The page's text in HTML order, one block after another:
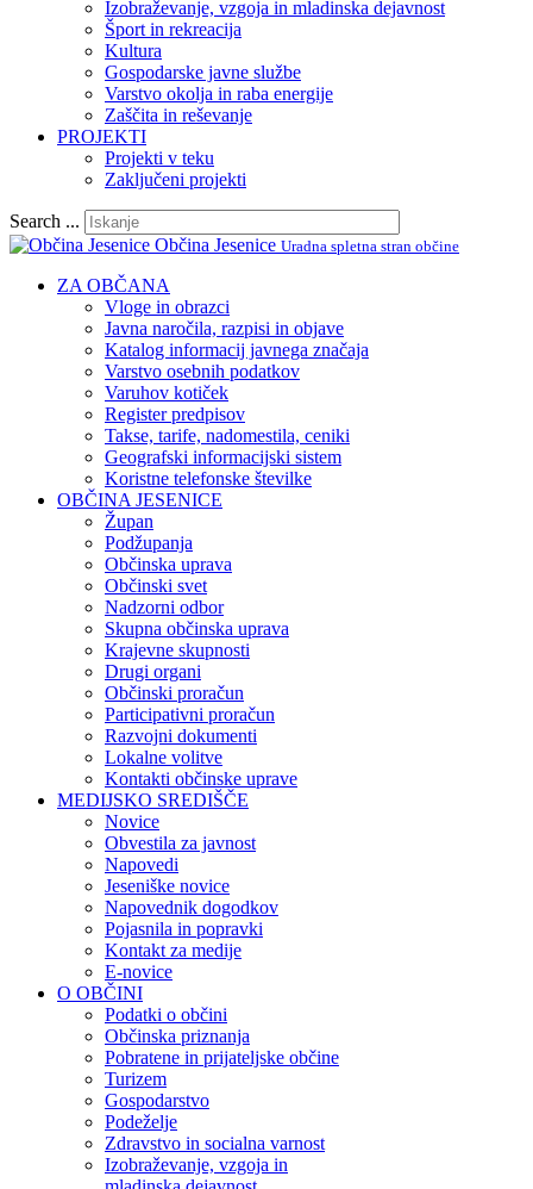
Izobraževanje, vzgoja in mladinska dejavnost
Šport in rekreacija
Kultura
Gospodarske javne službe
Varstvo okolja in raba energije
Zaščita in reševanje
PROJEKTI
Projekti v teku
Zaključeni projekti
Search ...
Občina Jesenice Uradna spletna stran občine
ZA OBČANA
Vloge in obrazci
Javna naročila, razpisi in objave
Katalog informacij javnega značaja
Varstvo osebnih podatkov
Varuhov kotiček
Register predpisov
Takse, tarife, nadomestila, ceniki
Geografski informacijski sistem
Koristne telefonske številke
OBČINA JESENICE
Župan
Podžupanja
Občinska uprava
Občinski svet
Nadzorni odbor
Skupna občinska uprava
Krajevne skupnosti
Drugi organi
Občinski proračun
Participativni proračun
Razvojni dokumenti
Lokalne volitve
Kontakti občinske uprave
MEDIJSKO SREDIŠČE
Novice
Obvestila za javnost
Napovedi
Jeseniške novice
Napovednik dogodkov
Pojasnila in popravki
Kontakt za medije
E-novice
O OBČINI
Podatki o občini
Občinska priznanja
Pobratene in prijateljske občine
Turizem
Gospodarstvo
Podeželje
Zdravstvo in socialna varnost
Izobraževanje, vzgoja in